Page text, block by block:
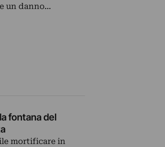
un danno…
fontana del
mortificare in